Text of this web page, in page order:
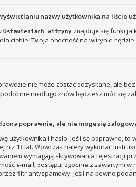
nazwy użytkownika na liście
Ustawieniach witryny znajduje się funkcja
ciebie. Twoja obecność na witrynie
nie może zostać odzyskane, ale
niedługo znów będziesz móc się
poprawnie, ale nie mogę się
użytkownika i hasło. Jeśli są poprawne, to
niż 13 lat. Wówczas należy wykonać
wymagają aktywowania rejestracji
e-mail, postępuj zgodnie z zawartymi
filtr antyspamowy. Jeśli na pewno